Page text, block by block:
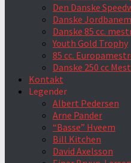
Den Danske
Danske
Danske 85 cc.
Youth Gold Trophy
85 cc.
Danske 250 cc
Kontakt
Legender
Albert Pedersen
Arne Pander
“Basse” Hveem
Bill Kitchen
David Axelsson